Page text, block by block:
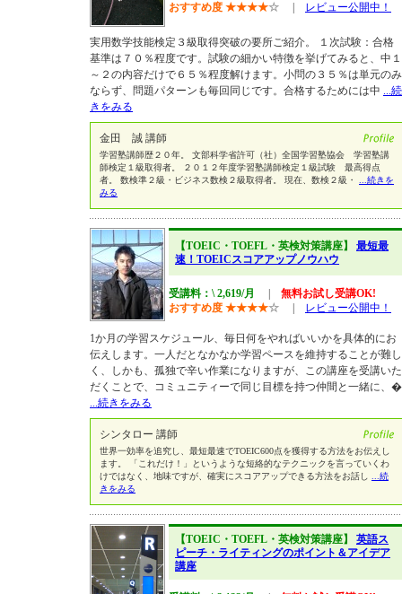
おすすめ度 ★★★★☆ レビュー公開中！
実用数学技能検定３級取得突破の要所ご紹介。 １次試験：合格
基準は７０％程度です。試験の細かい特徴を挙げてみると、中１
～２の内容だけで６５％程度解けます。小問の３５％は単元のみ
ならず、問題パターンも毎回同じです。合格するためには中 ...続
きをみる
金田 誠 講師
学習塾講師歴２０年。 文部科学省許可（社）全国学習塾協会 学習塾講
師検定１級取得者。 ２０１２年度学習塾講師検定１級試験 最高得点
者。 数検準２級・ビジネス数検２級取得者。 現在、数検２級・
...続きを
みる
【TOEIC・TOEFL・英検対策講座】 最短最
速！TOEICスコアアップノウハウ
受講料：\ 2,619/月
無料お試し受講OK!
おすすめ度 ★★★★☆ レビュー公開中！
1か月の学習スケジュール、毎日何をやればいいかを具体的にお
伝えします。一人だとなかなか学習ペースを維持することが難し
く、しかも、孤独で辛い作業になりますが、この講座を受講いた
だくことで、コミュニティーで同じ目標を持つ仲間と一緒に、�
...続きをみる
シンタロー 講師
世界一効率を追究し、最短最速でTOEIC600点を獲得する方法をお伝えし
ます。 「これだけ！」というような短絡的なテクニックを言っていくわ
けではなく、地味ですが、確実にスコアアップできる方法をお話し
...続
きをみる
【TOEIC・TOEFL・英検対策講座】 英語ス
ピーチ・ライティングのポイント＆アイデア
講座